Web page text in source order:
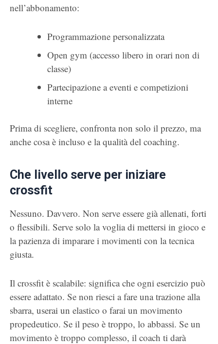
nell’abbonamento:
Programmazione personalizzata
Open gym (accesso libero in orari non di
classe)
Partecipazione a eventi e competizioni
interne
Prima di scegliere, confronta non solo il prezzo, ma
anche cosa è incluso e la qualità del coaching.
Che livello serve per iniziare
crossfit
Nessuno. Davvero. Non serve essere già allenati, forti
o flessibili. Serve solo la voglia di mettersi in gioco e
la pazienza di imparare i movimenti con la tecnica
giusta.
Il crossfit è scalabile: significa che ogni esercizio può
essere adattato. Se non riesci a fare una trazione alla
sbarra, userai un elastico o farai un movimento
propedeutico. Se il peso è troppo, lo abbassi. Se un
movimento è troppo complesso, il coach ti darà